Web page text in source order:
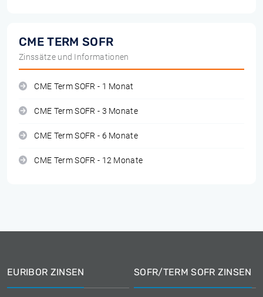
CME TERM SOFR
Zinssätze und Informationen
CME Term SOFR - 1 Monat
CME Term SOFR - 3 Monate
CME Term SOFR - 6 Monate
CME Term SOFR - 12 Monate
EURIBOR ZINSEN SOFR/TERM SOFR ZINSEN